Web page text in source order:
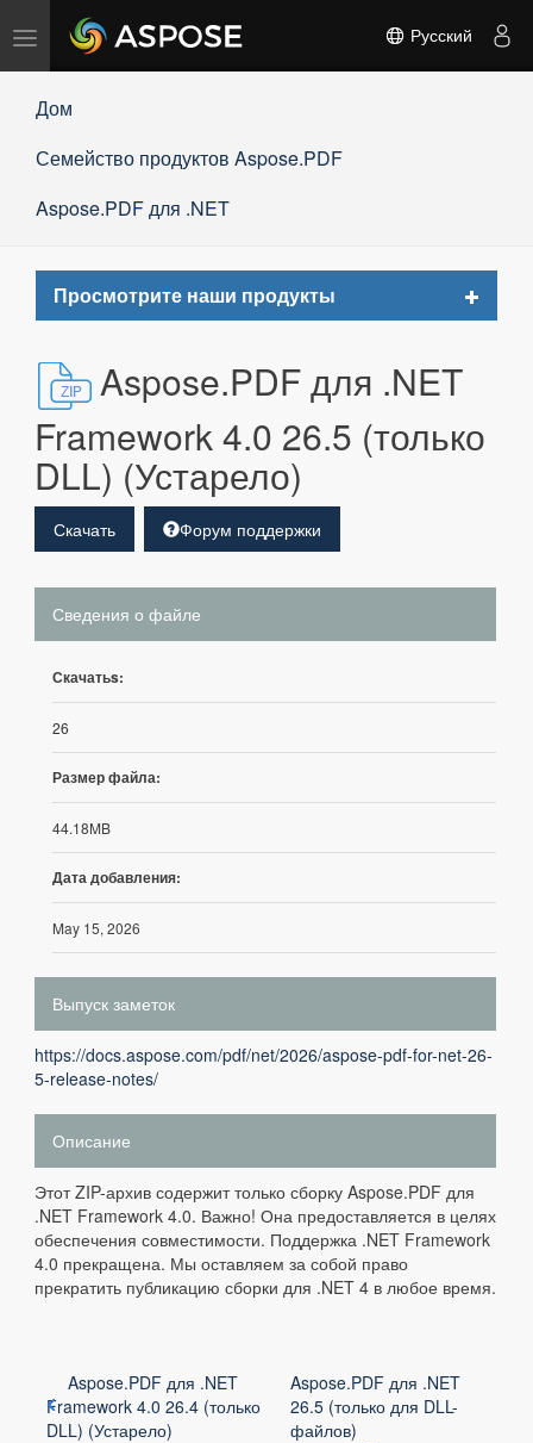
Переключить
навигацию
Русский
Дом
Семейство продуктов Aspose.PDF
Aspose.PDF для .NET
Просмотрите наши продукты
Toggle
Aspose.PDF для .NET
Framework 4.0 26.5 (только
DLL) (Устарело)
Скачать Форум поддержки
Сведения о файле
Скачатьs:
26
Размер файла:
44.18MB
Дата добавления:
May 15, 2026
Выпуск заметок
https://docs.aspose.com/pdf/net/2026/aspose-pdf-for-net-26-
5-release-notes/
Описание
Этот ZIP-архив содержит только сборку Aspose.PDF для
.NET Framework 4.0. Важно! Она предоставляется в целях
обеспечения совместимости. Поддержка .NET Framework
4.0 прекращена. Мы оставляем за собой право
прекратить публикацию сборки для .NET 4 в любое время.
Aspose.PDF для .NET
Framework 4.0 26.4 (только
DLL) (Устарело)
Aspose.PDF для .NET
26.5 (только для DLL-
файлов)